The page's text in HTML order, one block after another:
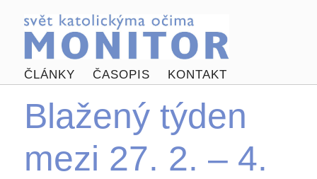
ČLÁNKY ČASOPIS KONTAKT
Blažený týden
mezi 27. 2. – 4.